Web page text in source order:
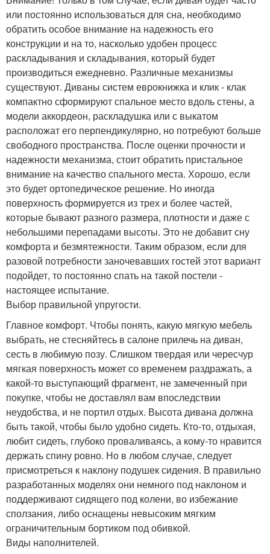
или постоянно использоваться для сна, необходимо
обратить особое внимание на надежность его
конструкции и на то, насколько удобен процесс
раскладывания и складывания, который будет
производиться ежедневно. Различные механизмы
существуют. Диваны систем еврокнижка и клик - клак
компактно сформируют спальное место вдоль стены, а
модели аккордеон, раскладушка или с выкатом
расположат его перпендикулярно, но потребуют больше
свободного пространства. После оценки прочности и
надежности механизма, стоит обратить пристальное
внимание на качество спального места. Хорошо, если
это будет ортопедическое решение. Но иногда
поверхность формируется из трех и более частей,
которые бывают разного размера, плотности и даже с
небольшими перепадами высоты. Это не добавит сну
комфорта и безмятежности. Таким образом, если для
разовой потребности заночевавших гостей этот вариант
подойдет, то постоянно спать на такой постели -
настоящее испытание.
Выбор правильной упругости.
Главное комфорт. Чтобы понять, какую мягкую мебель
выбрать, не стесняйтесь в салоне прилечь на диван,
сесть в любимую позу. Слишком твердая или чересчур
мягкая поверхность может со временем раздражать, а
какой-то выступающий фрагмент, не замеченный при
покупке, чтобы не доставлял вам впоследствии
неудобства, и не портил отдых. Высота дивана должна
быть такой, чтобы было удобно сидеть. Кто-то, отдыхая,
любит сидеть, глубоко проваливаясь, а кому-то нравится
держать спину ровно. Но в любом случае, следует
присмотреться к наклону подушек сидения. В правильно
разработанных моделях они немного под наклоном и
поддерживают сидящего под колени, во избежание
сползания, либо оснащены невысоким мягким
ограничительным бортиком под обивкой.
Виды наполнителей.